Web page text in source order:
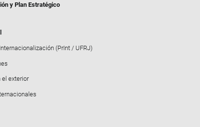
y Plan Estratégico
(PrInt / UFRJ)
el exterior